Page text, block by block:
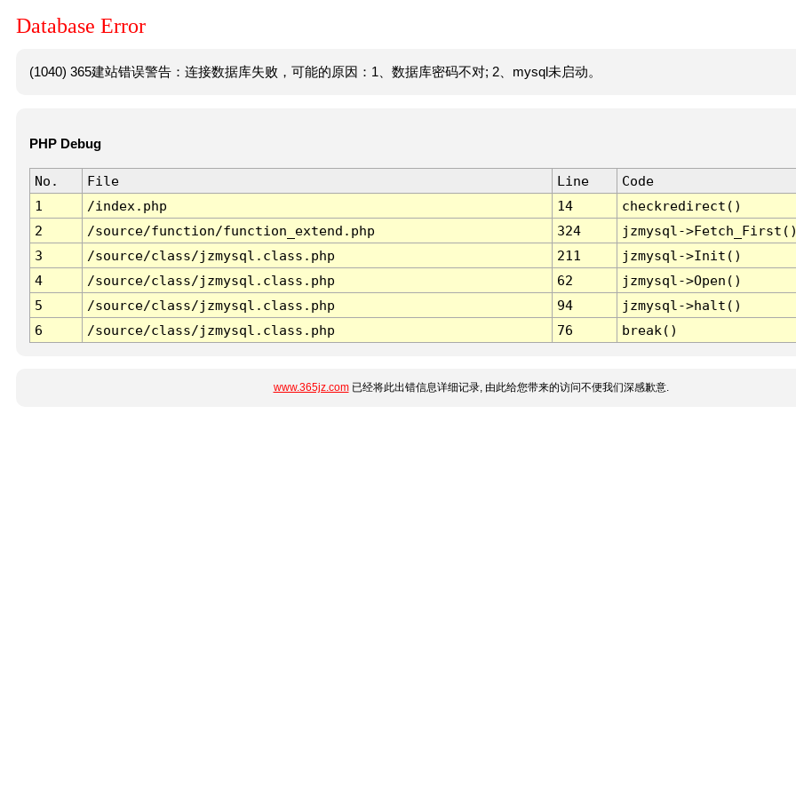
Database Error
(1040) 365建站错误警告：连接数据库失败，可能的原因：1、数据库密码不对; 2、mysql未启动。
PHP Debug
No. File Line
Code
1
/index.php 14
checkredirect()
2
/source/function/function_extend.php 324
jzmysql-
3
/source/class/jzmysql.class.php 211
jzmysql->Init()
4
/source/class/jzmysql.class.php 62
jzmysql->Open()
5
/source/class/jzmysql.class.php 94
jzmysql->halt()
6
/source/class/jzmysql.class.php 76 break()
www.365jz.com已经将此出错信息详细记录, 由此给您带来的访问不便我们深感歉意.